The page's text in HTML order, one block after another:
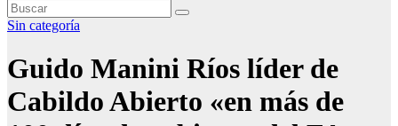
Sin categoría
Guido Manini Ríos líder de
Cabildo Abierto «en más de